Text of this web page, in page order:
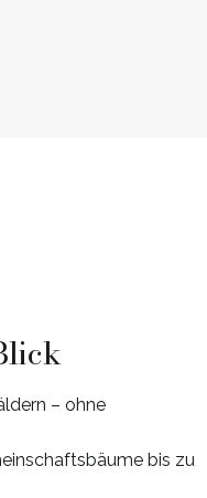
– ohne
bis zu